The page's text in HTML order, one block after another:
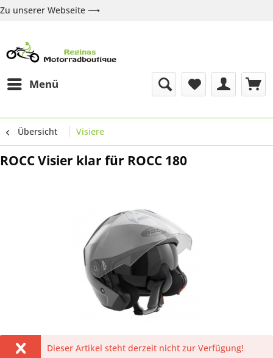
Zu unserer Webseite ⟶
Menü
Übersicht Visiere
ROCC Visier klar für ROCC 180
Dieser Artikel steht derzeit nicht zur Verfügung!